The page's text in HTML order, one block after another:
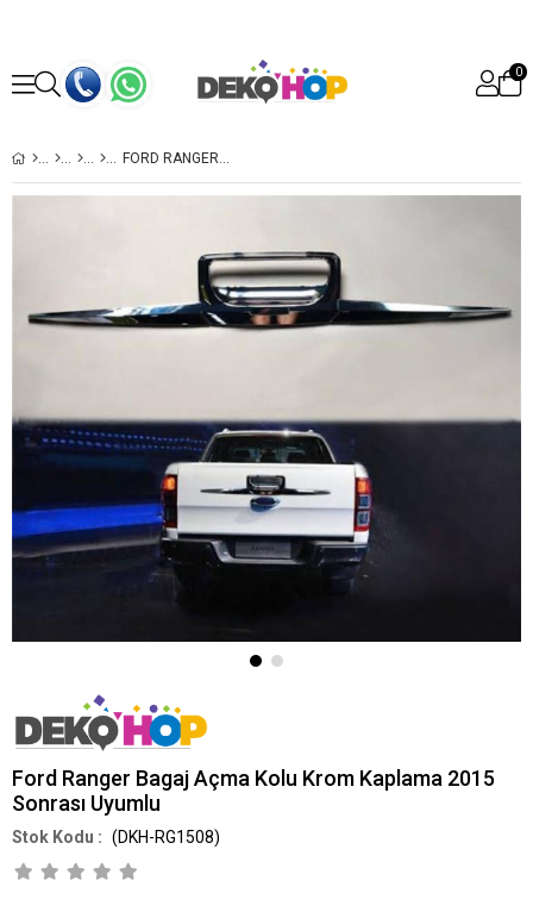
0
FORD RANGER BAGAJ AÇMA KOLU KROM KAPLAMA 2015 SONRASI UYUMLU
Ford Ranger Bagaj Açma Kolu Krom Kaplama 2015
Sonrası Uyumlu
(DKH-RG1508)